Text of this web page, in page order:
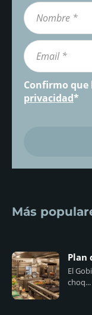
Confirmo que
privacidad*
Más
Plan
El
choq...